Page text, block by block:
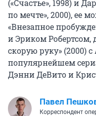
(«Счастье», 1998) и
по мечте», 2000), ее
«Внезапное
и Эриком
скорую руку» (2000)
популярнейшем
Дэнни ДеВито и
Павел
Корреспондент